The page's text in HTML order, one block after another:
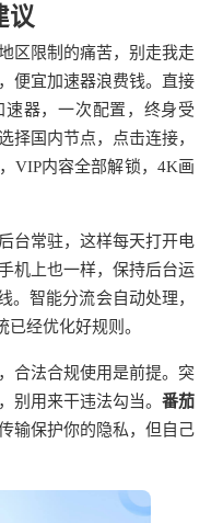
议
区限制的痛苦，别走我走
便宜加速器浪费钱。直接
速器，一次配置，终身受
择国内节点，点击连接，
VIP内容全部解锁，4K画
台常驻，这样每天打开电
机上也一样，保持后台运
。智能分流会自动处理，
经优化好规则。
合法合规使用是前提。突
别用来干违法勾当。 番茄
输保护你的隐私，但自己